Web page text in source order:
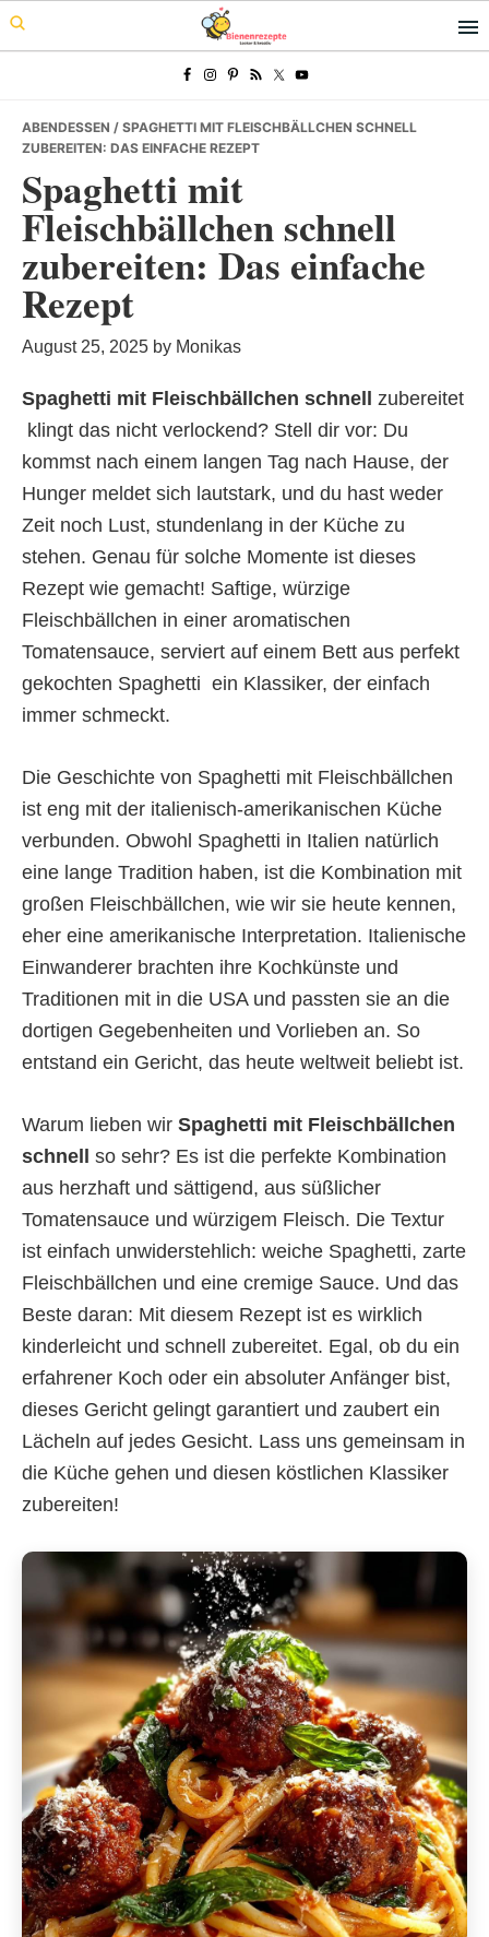
Skip
to
Skip
to
Skip
to
ABENDESSEN / SPAGHETTI MIT FLEISCHBÄLLCHEN SCHNELL
ZUBEREITEN: DAS EINFACHE REZEPT
Spaghetti mit
Fleischbällchen schnell
zubereiten: Das einfache
Rezept
August 25, 2025 by Monikas
Spaghetti mit Fleischbällchen schnell
zubereitet
 klingt das nicht verlockend? Stell dir vor: Du
kommst nach einem langen Tag nach Hause, der
Hunger meldet sich lautstark, und du hast weder
Zeit noch Lust, stundenlang in der Küche zu
stehen. Genau für solche Momente ist dieses
Rezept wie gemacht! Saftige, würzige
Fleischbällchen in einer aromatischen
Tomatensauce, serviert auf einem Bett aus perfekt
gekochten Spaghetti  ein Klassiker, der einfach
immer schmeckt.
Die Geschichte von Spaghetti mit Fleischbällchen
ist eng mit der italienisch-amerikanischen Küche
verbunden. Obwohl Spaghetti in Italien natürlich
eine lange Tradition haben, ist die Kombination mit
großen Fleischbällchen, wie wir sie heute kennen,
eher eine amerikanische Interpretation. Italienische
Einwanderer brachten ihre Kochkünste und
Traditionen mit in die USA und passten sie an die
dortigen Gegebenheiten und Vorlieben an. So
entstand ein Gericht, das heute weltweit beliebt ist.
Warum lieben wir Spaghetti mit Fleischbällchen
schnell
so sehr? Es ist die perfekte Kombination
aus herzhaft und sättigend, aus süßlicher
Tomatensauce und würzigem Fleisch. Die Textur
ist einfach unwiderstehlich: weiche Spaghetti, zarte
Fleischbällchen und eine cremige Sauce. Und das
Beste daran: Mit diesem Rezept ist es wirklich
kinderleicht und schnell zubereitet. Egal, ob du ein
erfahrener Koch oder ein absoluter Anfänger bist,
dieses Gericht gelingt garantiert und zaubert ein
Lächeln auf jedes Gesicht. Lass uns gemeinsam in
die Küche gehen und diesen köstlichen Klassiker
zubereiten!